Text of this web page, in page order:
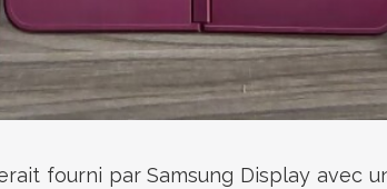
fourni par Samsung Display avec